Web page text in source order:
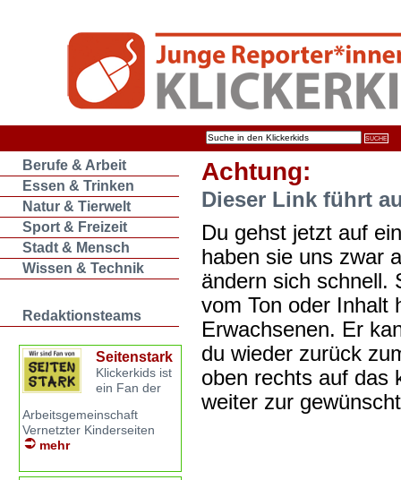
Berufe & Arbeit
Essen & Trinken
Natur & Tierwelt
Sport & Freizeit
Stadt & Mensch
Wissen & Technik
Redaktionsteams
Seitenstark
Klickerkids ist
ein Fan der
Arbeitsgemeinschaft
Vernetzter Kinderseiten
mehr
Achtung:
Dieser Link führt
Du gehst jetzt auf
haben sie uns zwar
ändern sich schnell.
vom Ton oder Inhalt
Erwachsenen. Er
du wieder zurück
oben rechts auf das
weiter zur